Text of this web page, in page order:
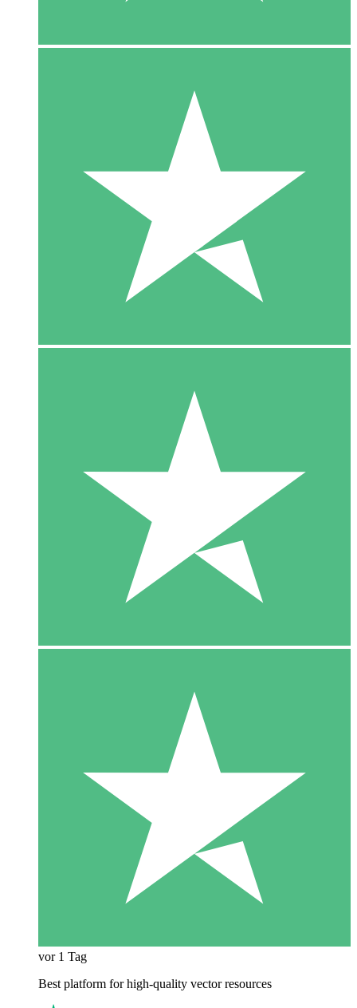
vor 1 Tag
Best platform for high-quality vector resources